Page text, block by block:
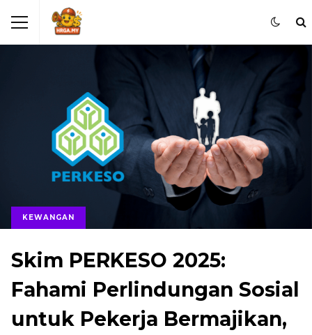
KEWANGAN
Skim PERKESO 2025:
Fahami Perlindungan Sosial
untuk Pekerja Bermajikan,